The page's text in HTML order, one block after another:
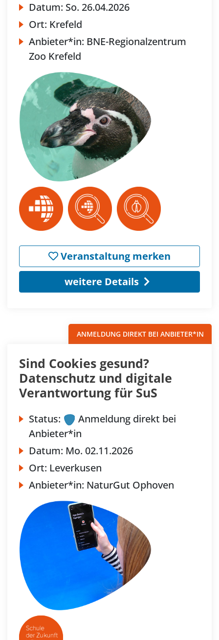
Datum: So. 26.04.2026
Ort: Krefeld
Anbieter*in: BNE-Regionalzentrum
Zoo Krefeld
Veranstaltung merken
weitere Details
ANMELDUNG DIREKT BEI ANBIETER*IN
Sind Cookies gesund?
Datenschutz und digitale
Verantwortung für SuS
Status:
Anmeldung direkt bei
Anbieter*in
Datum: Mo. 02.11.2026
Ort: Leverkusen
Anbieter*in: NaturGut Ophoven